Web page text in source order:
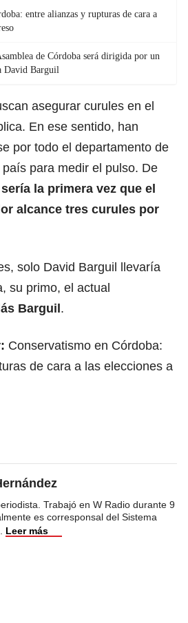
entre alianzas y rupturas de cara a
de Córdoba será dirigida por un
David Barguil
asegurar curules en el
En ese sentido, han
por todo el departamento de
para medir el pulso. De
sería la primera vez que el
alcance tres curules por
solo David Barguil llevaría
su primo, el actual
Barguil.
Conservatismo en Córdoba:
de cara a las elecciones a
Trabajó en W Radio durante 9
es corresponsal del Sistema
Leer más